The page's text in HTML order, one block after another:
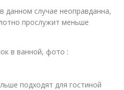
данном случае неоправданна,
прослужит меньше
в ванной, фото :
подходят для гостиной